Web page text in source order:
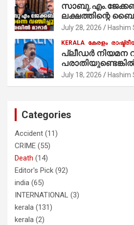
ലക്ഷത്തിന്റെ
തൃക്കാക്കരയില്‍
മാത്രമാണ്
സാബുവിന്റേത്
നേട്ടത്തിനുള്ള
ഫോണ്‍ വിളിച്ചാല്‍
July 28, 2026 Hashim
KERALA കേരളം
പ്ലീഡർ നിയമന
രമേശ് ചെന്നിത്തല
July 18, 2026 Hashim
Categories
Accident (11)
CRIME (55)
Death (14)
Editor's Pick (92)
india (65)
INTERNATIONAL (3)
kerala (131)
kerala (2)